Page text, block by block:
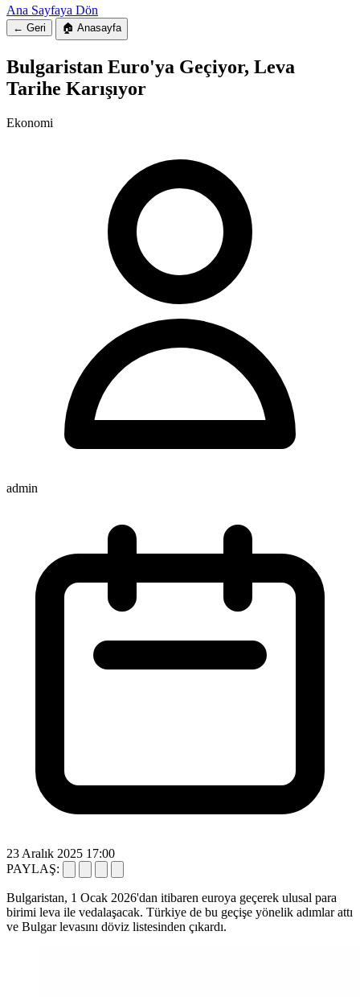
Ana Sayfaya Dön
← Geri 🏠 Anasayfa
Bulgaristan Euro'ya Geçiyor, Leva
Tarihe Karışıyor
Ekonomi
admin
23 Aralık 2025 17:00
PAYLAŞ:
Bulgaristan, 1 Ocak 2026'dan itibaren euroya geçerek ulusal para
birimi leva ile vedalaşacak. Türkiye de bu geçişe yönelik adımlar attı
ve Bulgar levasını döviz listesinden çıkardı.